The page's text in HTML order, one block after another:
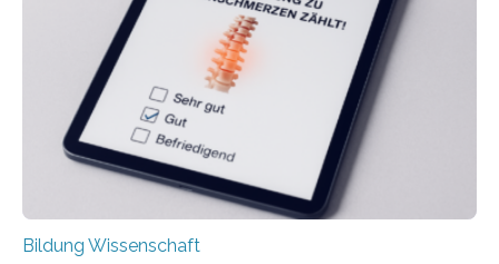
Ergebnis kommt eine neue Studie des ZEW Mannheim
mit der Universität Tilburg. „Werden Frauen unter 30
Jahren erstmals…
Bildung Wissenschaft